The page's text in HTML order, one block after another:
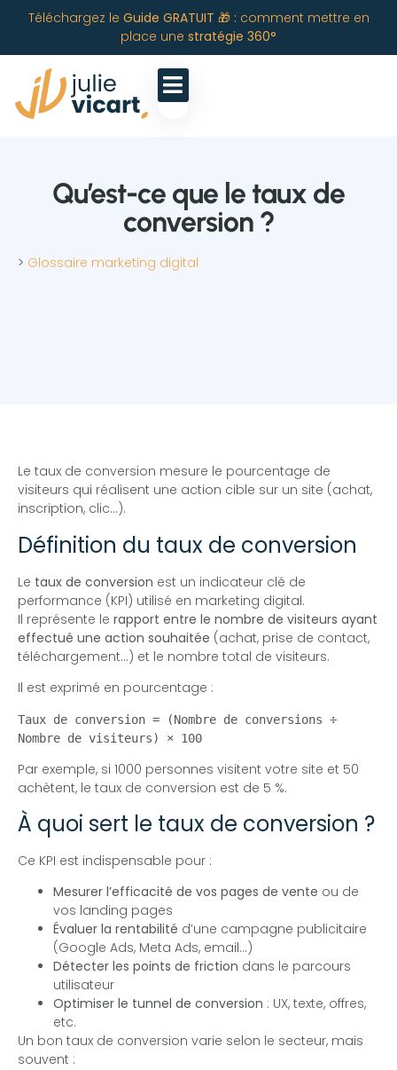
Téléchargez le Guide GRATUIT 🎁 : comment mettre en
place une stratégie 360°
Qu’est-ce que le taux de
conversion ?
> Glossaire marketing digital
Le taux de conversion mesure le pourcentage de
visiteurs qui réalisent une action cible sur un site (achat,
inscription, clic…).
Définition du taux de conversion
Le taux de conversion est un indicateur clé de
performance (KPI) utilisé en marketing digital.
Il représente le rapport entre le nombre de visiteurs ayant
effectué une action souhaitée (achat, prise de contact,
téléchargement…) et le nombre total de visiteurs.
Il est exprimé en pourcentage :
Taux de conversion = (Nombre de conversions ÷
Nombre de visiteurs) × 100
Par exemple, si 1000 personnes visitent votre site et 50
achètent, le taux de conversion est de 5 %.
À quoi sert le taux de conversion ?
Ce KPI est indispensable pour :
Mesurer l’efficacité de vos pages de vente ou de
vos landing pages
Évaluer la rentabilité d’une campagne publicitaire
(Google Ads, Meta Ads, email…)
Détecter les points de friction dans le parcours
utilisateur
Optimiser le tunnel de conversion : UX, texte, offres,
etc.
Un bon taux de conversion varie selon le secteur, mais
souvent :